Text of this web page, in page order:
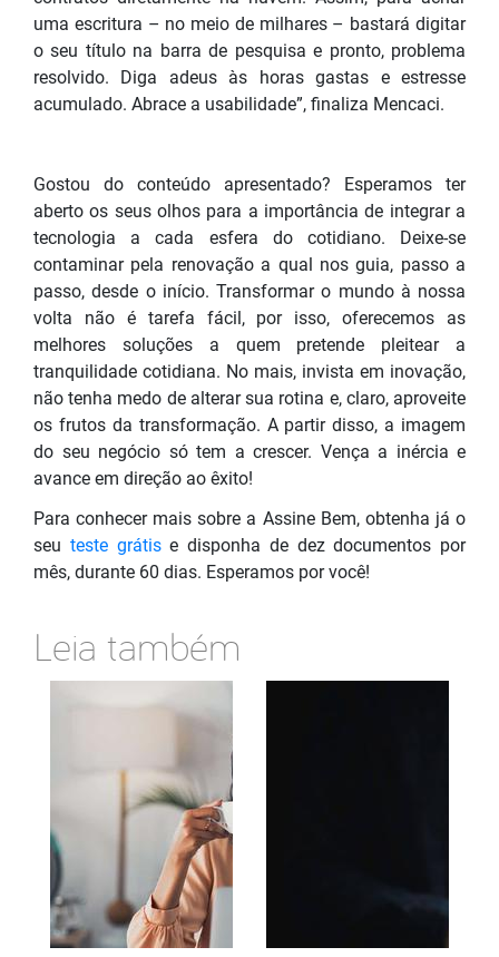
uma escritura – no meio de milhares – bastará digitar
o seu título na barra de pesquisa e pronto, problema
resolvido. Diga adeus às horas gastas e estresse
acumulado. Abrace a usabilidade”, finaliza Mencaci.
Gostou do conteúdo apresentado? Esperamos ter
aberto os seus olhos para a importância de integrar a
tecnologia a cada esfera do cotidiano. Deixe-se
contaminar pela renovação a qual nos guia, passo a
passo, desde o início. Transformar o mundo à nossa
volta não é tarefa fácil, por isso, oferecemos as
melhores soluções a quem pretende pleitear a
tranquilidade cotidiana. No mais, invista em inovação,
não tenha medo de alterar sua rotina e, claro, aproveite
os frutos da transformação. A partir disso, a imagem
do seu negócio só tem a crescer. Vença a inércia e
avance em direção ao êxito!
Para conhecer mais sobre a Assine Bem, obtenha já o
seu teste grátise disponha de dez documentos por
mês, durante 60 dias. Esperamos por você!
Leia também